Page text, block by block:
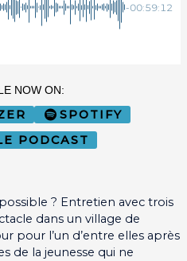
-00:59:12
NOW ON:
SPOTIFY
PODCAST
? Entretien avec trois
dans un village de
pour l’un d’entre elles après
de la jeunesse qui ne